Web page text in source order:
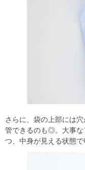
さらに、袋の上部には
管できるのも◎。大事な
つ、中身が見える状態で